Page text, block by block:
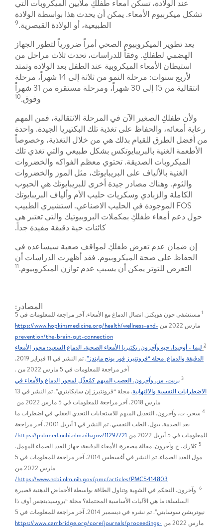
عند الولادة، تسكن أمعاء طفلكِ ملايين الميكروبات التي
تشكل ميكربيوم الأمعاء. يمكن أن يحدث هذا بواسطة الولادة
الطبيعية، أو الولادة القيصرية.9
يعد تطوير الميكروبيوم الصحي أمراً ضرورياً لتطور الجهاز
الهضمي لطفلكِ. وفقاً للدراسات، تحدث ثلاث مراحل من
استيطان الأمعاء الميكروبية عند الطفل بعد الولادة وتمتد
لأربع سنوات: مرحلة النمو من ثلاثة إلى 14 شهراً، مرحلة
انتقالية من 15 إلى 30 شهراً، ومرحلة مستقرة من 31 شهراً
وفوق.10
ولأن طفلكِ الصغير الآن في المرحلة الانتقالية، فمن المهم
رعاية أمعائه، والحفاظ على تغذية تلك البكتيريا الجيدة. واحدة
من أفضل الطرق للقيام بذلك هي من خلال التغذية، وخصوصاً
الأطعمة الغنية بالبريبايوتكس بشكل طبيعي والتي تغذي تلك
الميكروبات الصديقة. تحتوي معظم الفواكه والخضروات
الغنية بالألياف على البريبايوتك، مثل الموز والخضروات
والثوم. وهناك مصادر جيدة أخرى للبريبايوتك هي الحبوب
الكاملة والزبادي وسكريات حليب الأم وألياف البريبايوتك
FOS الموجودة في الحليب الاصناعي. استشيري الطبيب
حول دعم أمعاء طفلكِ بمكملات البروبيوتيك والتي تعتبر هي
كائنات حية دقيقة مفيدة جداً.
إن ضمان عدم تعرض طفلكِ لمواقف صعبة سيساعده في
الحفاظ على صحة الميكروبيوم. فقد أظهرت الدراسات أن
التعرض للتوتر يمكن أن يسبب عدم توازن الميكروبيوم.11
المصادر:
1
مستشفى جون هوبكنز. اتصال الدماغ مع الأمعاء. آخر مراجعة للمعلومات في 5
مارس 2022 من
https://www.hopkinsmedicine.org/health/wellness-and-
prevention/the-brain-gut-connection
2 ليما - أوجيدا، جيه وآخرون. بكتيريا الأمعاء الصحية، الدماغ السعيد: محور الأمعاء
الدقيقة والدماغ. مجلة “فرونتيرز فور يونج مايندز”.
تم النشر في 11 فبراير 2019.
آخر مراجعة للمعلومات في 5 مارس 2022 من .
3 بريت، س. وآخرون. العصب المبهم كمُعدِّل لمحور الدماغ والأمعاء في
الاضطرابات النفسية والالتهابية
. مجلة “فرونتيرز إن سايكايتري”. تم النشر في 13
مارس 2018. آخر مراجعة للمعلومات في 5 مارس 2022 من
4 سحر، ت. وآخرون. التعديل المبهم للاستجابات التحدي العقلي في اضطراب ما
بعد الصدمة. بيول. الطب النفسي. تم النشر في 1 أبريل 2001. آخر مراجعة
للمعلومات في 5 أبريل 2022 من
https://pubmed.ncbi.nlm.nih.gov/11297721/
5 كلارك، ج ​​وآخرون. مقالة مصغرة: الأمعاء الدقيقة: جهاز الغدد الصماء المهمل.
مول الغدد الصماء. تم النشر في أغسطس 2014. آخر مراجعة للمعلومات في 5
مارس 2022 من
https://www.ncbi.nlm.nih.gov/pmc/articles/PMC5414803/
6 وآخرون. التحكم في الشهية وتناول الطاقة بواسطة الأحماض الدهنية قصيرة
السلسلة: ما هي الآليات الأساسية المحتملة؟ مجلة “بروسيدينجس أوف ذا
نيوتريشن سوسايتي”. تم نشره في ديسمبر 2014. آخر مراجعة للمعلومات في 5
مارس 2022 من
https://www.cambridge.org/core/journals/proceedings-